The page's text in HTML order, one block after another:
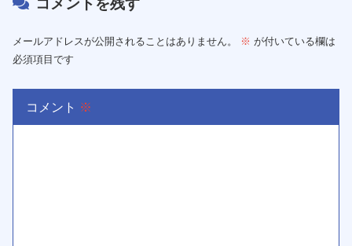
コメントを残す
メールアドレスが公開されることはありません。 ※ が付いている欄は
必須項目です
コメント ※